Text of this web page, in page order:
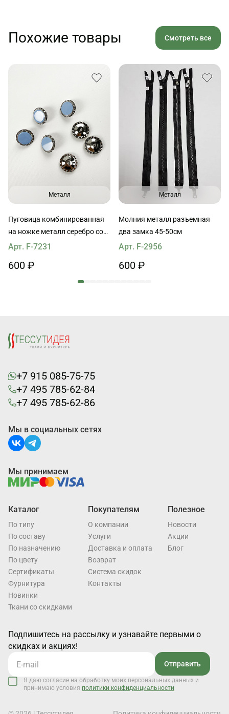
Похожие товары Смотреть все
Металл
Пуговица комбинированная
на ножке металл серебро со
стразами и голубой вставкой
Арт. F-7231
600 ₽
Металл
Молния металл разъемная
два замка 45-50см
Арт. F-2956
600 ₽
+7 915 085-75-75
+7 495 785-62-84
+7 495 785-62-86
Каталог
По типу
По составу
По назначению
По цвету
Cертификаты
Фурнитура
Новинки
Ткани со скидками
Покупателям
О компании
Услуги
Доставка и оплата
Возврат
Система скидок
Контакты
Полезное
Новости
Акции
Блог
Подпишитесь на рассылку и узнавайте первыми о
скидках и акциях!
Отправить
Я даю согласие на обработку моих персональных данных и
принимаю условия политики конфиденциальности
Мы в социальных сетях
Мы принимаем